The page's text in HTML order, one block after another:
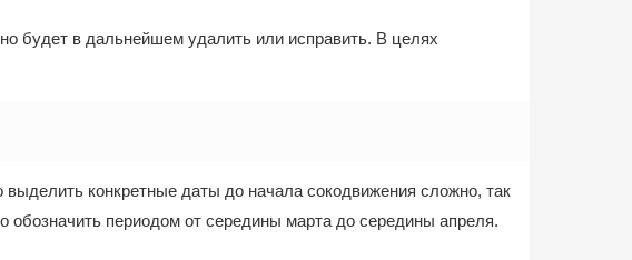
будет в дальнейшем удалить или исправить. В целях
конкретные даты до начала сокодвижения сложно, так
обозначить периодом от середины марта до середины апреля.